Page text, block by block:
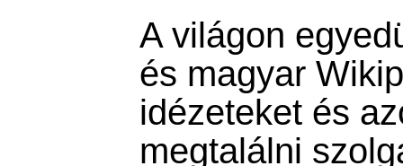
A világon
és magyar
idézeteket és
megtalálni